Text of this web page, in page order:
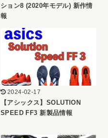
ション8 (2020年モデル) 新作情
報
2024-02-17
【アシックス】SOLUTION
SPEED FF3 新製品情報